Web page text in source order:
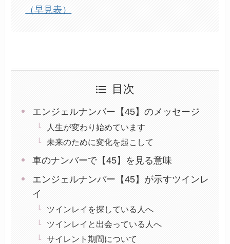
（早見表）
目次
エンジェルナンバー【45】のメッセージ
人生が変わり始めています
未来のために変化を起こして
車のナンバーで【45】を見る意味
エンジェルナンバー【45】が示すツインレ
イ
ツインレイを探している人へ
ツインレイと出会っている人へ
サイレント期間について